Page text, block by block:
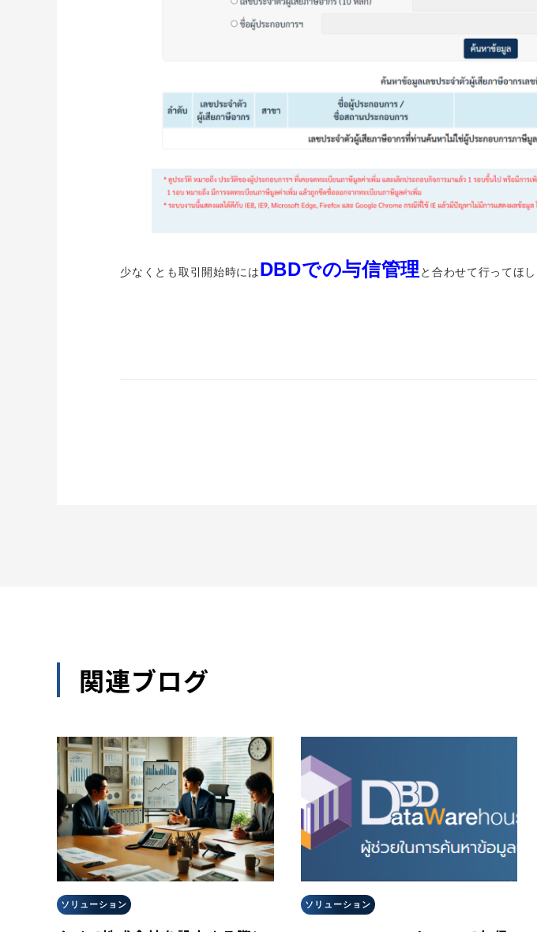
少なくとも取引開始時にはDBDでの与信管理 と合わせて行ってほし
関連ブログ
ソリューション ソリューション